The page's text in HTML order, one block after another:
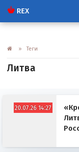
REX
» Теги
Литва
20.07.26 14:27